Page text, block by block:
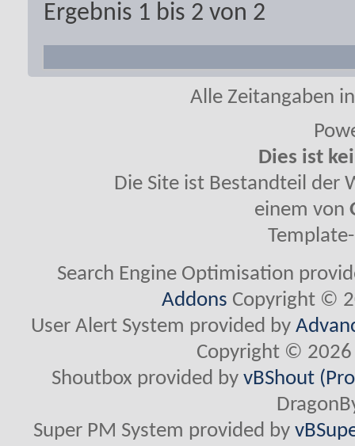
Ergebnis 1 bis 2 von 2
Alle Zeitangaben
Dies ist
Die Site ist Bestandteil der
einem von
Search Engine Optimisation
Addons Copyright ©
User Alert System provided by
Copyright © 2026
Shoutbox provided byvBShout
Super PM System provided by